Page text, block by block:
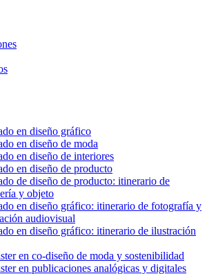
en diseño gráfico
en diseño de moda
en diseño de interiores
en diseño de producto
de diseño de producto: itinerario de
y objeto
en diseño gráfico: itinerario de fotografía y
audiovisual
en diseño gráfico: itinerario de ilustración
en co-diseño de moda y sostenibilidad
en publicaciones analógicas y digitales